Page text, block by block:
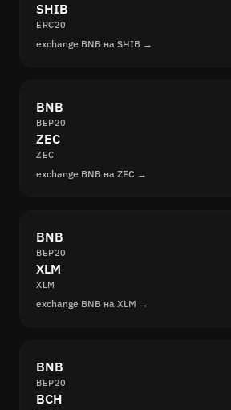
SHIB
ERC20
exchange BNB на SHIB →
BNB
BEP20
ZEC
ZEC
exchange BNB на ZEC →
BNB
BEP20
XLM
XLM
exchange BNB на XLM →
BNB
BEP20
BCH